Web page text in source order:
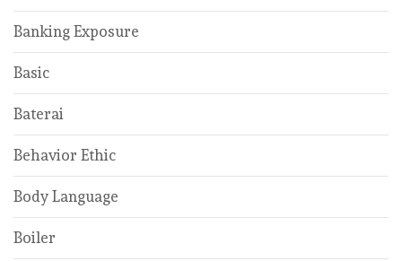
Banking Exposure
Basic
Baterai
Behavior Ethic
Body Language
Boiler